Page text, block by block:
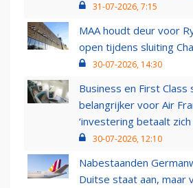
31-07-2026, 7:15
MAA houdt deur voor
open tijdens sluiting
30-07-2026, 14:30
Business en First Class
belangrijker voor Air
‘investering betaalt zich
30-07-2026, 12:10
Nabestaanden
Duitse staat aan, maar